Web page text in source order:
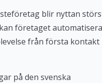
blir nyttan
företaget automatisera
från första kontakt
på den svenska